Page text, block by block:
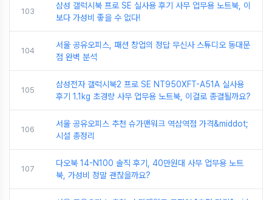
103
삼성 갤럭시북 프로 SE 실사용 후기 사무 업무용 노트북, 이
보다 가성비 좋을 수 없다!
104
서울 공유오피스, 패션 창업의 정답 무신사 스튜디오 동대문
점 완벽 분석
105
삼성전자 갤럭시북2 프로 SE NT950XFT-A51A 실사용
후기 1.1kg 초경량 사무 업무용 노트북, 이걸로 종결될까요?
106
서울 공유오피스 추천 슈가맨워크 역삼역점 가격&middot;
시설 총정리
107
다오북 14-N100 솔직 후기, 40만원대 사무 업무용 노트
북, 가성비 정말 괜찮을까요?